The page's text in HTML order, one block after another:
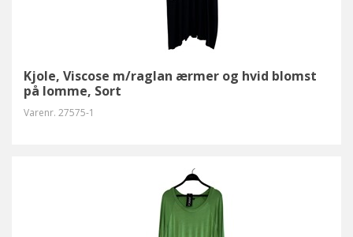
Kjole, Viscose m/raglan ærmer og hvid blomst
på lomme, Sort
Varenr. 27575-1